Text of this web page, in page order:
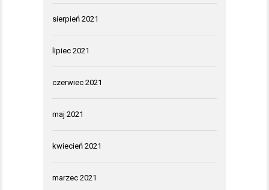
sierpień 2021
lipiec 2021
czerwiec 2021
maj 2021
kwiecień 2021
marzec 2021